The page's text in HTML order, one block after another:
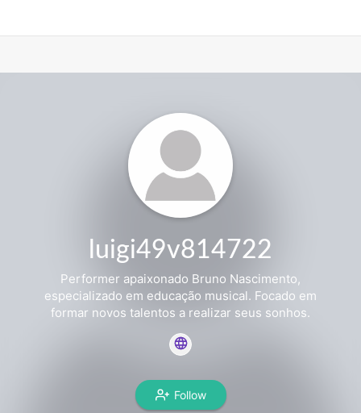
luigi49v814722
Performer apaixonado Bruno Nascimento,
especializado em educação musical. Focado em
formar novos talentos a realizar seus sonhos.
Follow